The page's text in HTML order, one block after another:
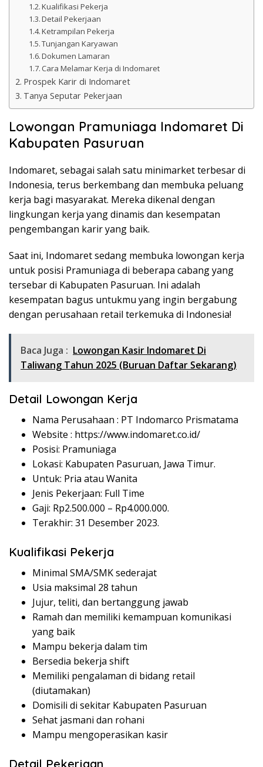
Kualifikasi Pekerja
Detail Pekerjaan
Ketrampilan Pekerja
Tunjangan Karyawan
Dokumen Lamaran
Cara Melamar Kerja di Indomaret
Prospek Karir di Indomaret
Tanya Seputar Pekerjaan
Lowongan Pramuniaga Indomaret Di
Kabupaten Pasuruan
Indomaret, sebagai salah satu minimarket terbesar di
Indonesia, terus berkembang dan membuka peluang
kerja bagi masyarakat. Mereka dikenal dengan
lingkungan kerja yang dinamis dan kesempatan
pengembangan karir yang baik.
Saat ini, Indomaret sedang membuka lowongan kerja
untuk posisi Pramuniaga di beberapa cabang yang
tersebar di Kabupaten Pasuruan. Ini adalah
kesempatan bagus untukmu yang ingin bergabung
dengan perusahaan retail terkemuka di Indonesia!
Baca Juga : Lowongan Kasir Indomaret Di
Taliwang Tahun 2025 (Buruan Daftar Sekarang)
Detail Lowongan Kerja
Nama Perusahaan : PT Indomarco Prismatama
Website : https://www.indomaret.co.id/
Posisi: Pramuniaga
Lokasi: Kabupaten Pasuruan, Jawa Timur.
Untuk: Pria atau Wanita
Jenis Pekerjaan: Full Time
Gaji: Rp2.500.000 – Rp4.000.000.
Terakhir: 31 Desember 2023.
Kualifikasi Pekerja
Minimal SMA/SMK sederajat
Usia maksimal 28 tahun
Jujur, teliti, dan bertanggung jawab
Ramah dan memiliki kemampuan komunikasi
yang baik
Mampu bekerja dalam tim
Bersedia bekerja shift
Memiliki pengalaman di bidang retail
(diutamakan)
Domisili di sekitar Kabupaten Pasuruan
Sehat jasmani dan rohani
Mampu mengoperasikan kasir
Detail Pekerjaan